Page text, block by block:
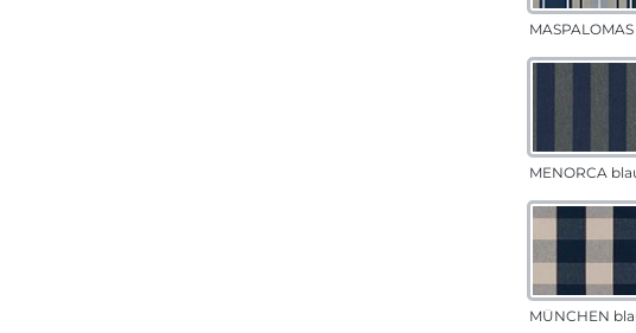
MENORCA
MÜNCHEN